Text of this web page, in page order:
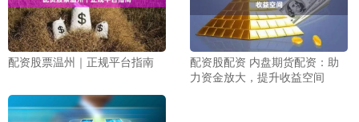
配资股票温州｜正规平台指南
配资股配资 内盘期货配资：助
力资金放大，提升收益空间